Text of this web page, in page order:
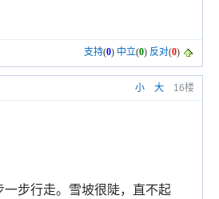
支持(0) 中立(0) 反对(0)
小 大 16楼
步行走。雪坡很陡，直不起